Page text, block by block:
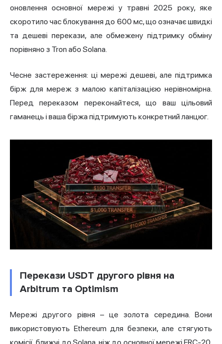
оновлення основної мережі у травні 2025 року, яке
скоротило час блокування до 600 мс, що означає швидкі
та дешеві перекази, але обмежену підтримку обміну
порівняно з Tron або Solana.
Чесне застереження: ці мережі дешеві, але підтримка
бірж для мереж з малою капіталізацією нерівномірна.
Перед переказом переконайтеся, що ваш цільовий
гаманець і ваша біржа підтримують конкретний ланцюг.
Перекази USDT другого рівня на
Arbitrum та Optimism
Мережі другого рівня – це золота середина. Вони
використовують Ethereum для безпеки, але стягують